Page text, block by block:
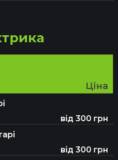
Ціна
від 300 грн
від 300 грн